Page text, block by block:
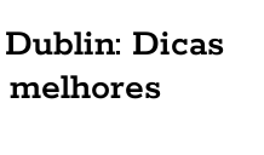
Dicas